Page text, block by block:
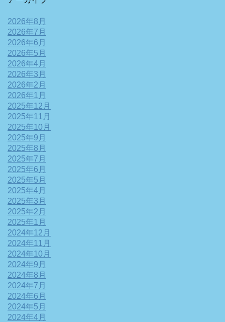
2026年8月
2026年7月
2026年6月
2026年5月
2026年4月
2026年3月
2026年2月
2026年1月
2025年12月
2025年11月
2025年10月
2025年9月
2025年8月
2025年7月
2025年6月
2025年5月
2025年4月
2025年3月
2025年2月
2025年1月
2024年12月
2024年11月
2024年10月
2024年9月
2024年8月
2024年7月
2024年6月
2024年5月
2024年4月